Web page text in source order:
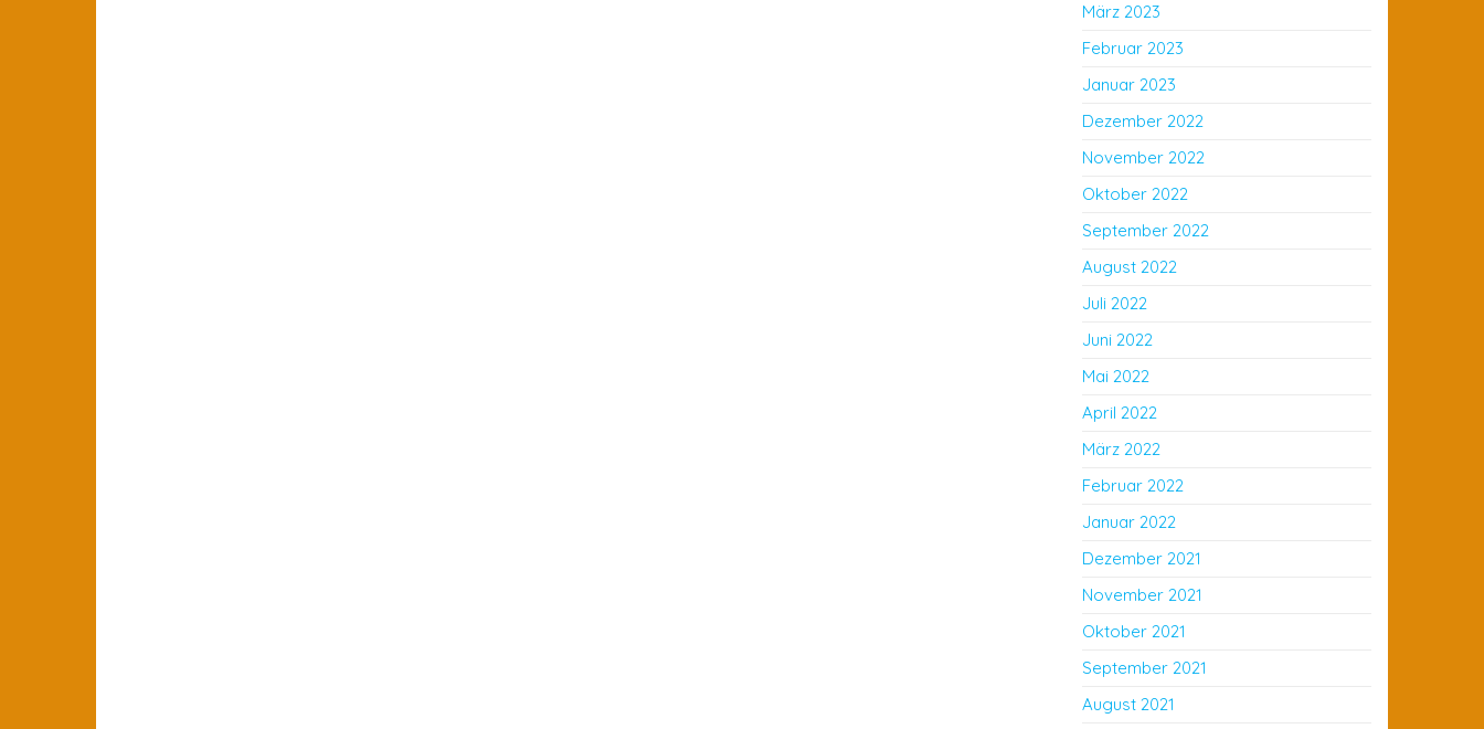
März 2023
Februar 2023
Januar 2023
Dezember 2022
November 2022
Oktober 2022
September 2022
August 2022
Juli 2022
Juni 2022
Mai 2022
April 2022
März 2022
Februar 2022
Januar 2022
Dezember 2021
November 2021
Oktober 2021
September 2021
August 2021